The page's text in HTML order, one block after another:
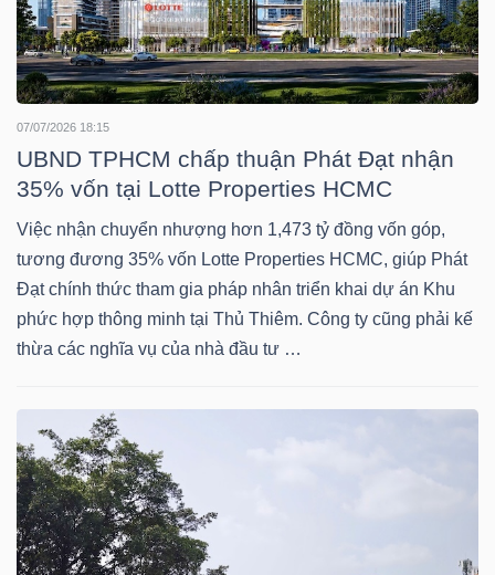
07/07/2026 18:15
UBND TPHCM chấp thuận Phát Đạt nhận
35% vốn tại Lotte Properties HCMC
Việc nhận chuyển nhượng hơn 1,473 tỷ đồng vốn góp,
tương đương 35% vốn Lotte Properties HCMC, giúp Phát
Đạt chính thức tham gia pháp nhân triển khai dự án Khu
phức hợp thông minh tại Thủ Thiêm. Công ty cũng phải kế
thừa các nghĩa vụ của nhà đầu tư …
khoán
(-)
Tất cả Cổ phiếu Chỉ số Chứng chỉ quỹ Chứng
Lãnh
đạo
(-)
Tất cả Người nội bộ Người liên quan Cổ đông lớn
Tin
tức
Bài
viết
của
tác